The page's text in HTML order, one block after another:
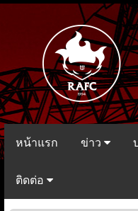
หน้าแรก ข่าว
ติดต่อ